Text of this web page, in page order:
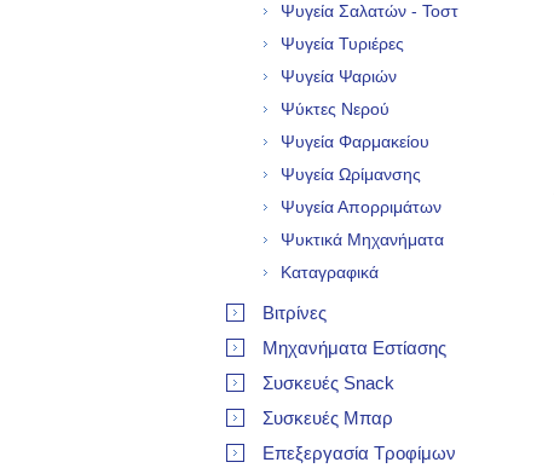
Ψυγεία Σαλατών - Τοστ
Ψυγεία Τυριέρες
Ψυγεία Ψαριών
Ψύκτες Νερού
Ψυγεία Φαρμακείου
Ψυγεία Ωρίμανσης
Ψυγεία Απορριμάτων
Ψυκτικά Μηχανήματα
Καταγραφικά
Βιτρίνες
Μηχανήματα Εστίασης
Συσκευές Snack
Συσκευές Μπαρ
Επεξεργασία Τροφίμων